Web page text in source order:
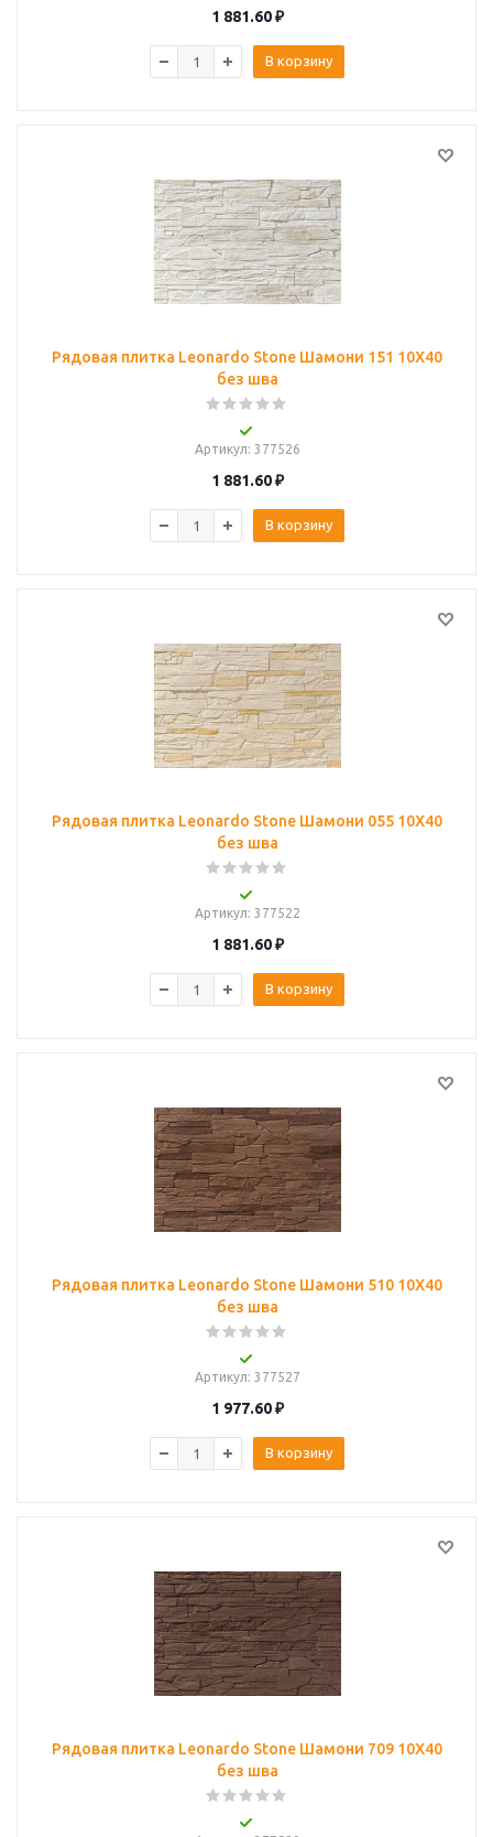
1 881.60₽
В корзину
Рядовая плитка Leonardo Stone Шамони 151 10Х40
без шва
Артикул: 377526
1 881.60₽
В корзину
Рядовая плитка Leonardo Stone Шамони 055 10Х40
без шва
Артикул: 377522
1 881.60₽
В корзину
Рядовая плитка Leonardo Stone Шамони 510 10Х40
без шва
Артикул: 377527
1 977.60₽
В корзину
Рядовая плитка Leonardo Stone Шамони 709 10Х40
без шва